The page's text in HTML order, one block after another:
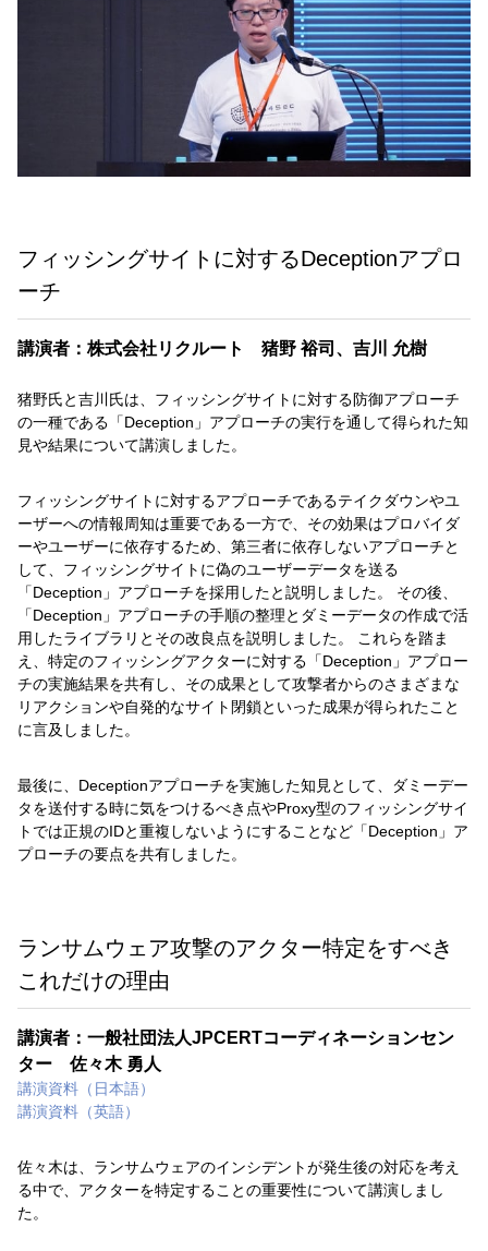
フィッシングサイトに対するDeceptionアプロ
ーチ
講演者：株式会社リクルート 猪野 裕司、吉川 允樹
猪野氏と吉川氏は、フィッシングサイトに対する防御アプローチ
の一種である「Deception」アプローチの実行を通して得られた知
見や結果について講演しました。
フィッシングサイトに対するアプローチであるテイクダウンやユ
ーザーへの情報周知は重要である一方で、その効果はプロバイダ
ーやユーザーに依存するため、第三者に依存しないアプローチと
して、フィッシングサイトに偽のユーザーデータを送る
「Deception」アプローチを採用したと説明しました。 その後、
「Deception」アプローチの手順の整理とダミーデータの作成で活
用したライブラリとその改良点を説明しました。 これらを踏ま
え、特定のフィッシングアクターに対する「Deception」アプロー
チの実施結果を共有し、その成果として攻撃者からのさまざまな
リアクションや自発的なサイト閉鎖といった成果が得られたこと
に言及しました。
最後に、Deceptionアプローチを実施した知見として、ダミーデー
タを送付する時に気をつけるべき点やProxy型のフィッシングサイ
トでは正規のIDと重複しないようにすることなど「Deception」ア
プローチの要点を共有しました。
ランサムウェア攻撃のアクター特定をすべき
これだけの理由
講演者：一般社団法人JPCERTコーディネーションセン
ター 佐々木 勇人
講演資料（日本語）
講演資料（英語）
佐々木は、ランサムウェアのインシデントが発生後の対応を考え
る中で、アクターを特定することの重要性について講演しまし
た。